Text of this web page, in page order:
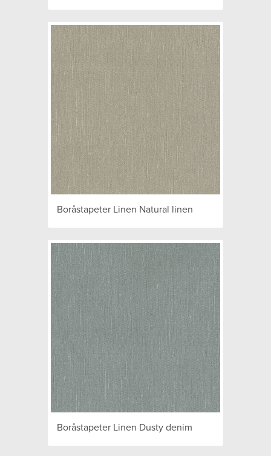
Boråstapeter Linen Natural linen
Boråstapeter Linen Dusty denim